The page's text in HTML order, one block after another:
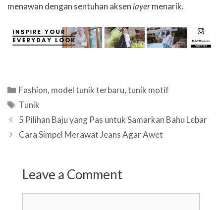
menawan dengan sentuhan aksen layermenarik.
Categories
Fashion, model tunik terbaru,tunik motif
Tags
Tunik
5 Pilihan Baju yang Pas untuk Samarkan Bahu Lebar
Cara Simpel Merawat Jeans Agar Awet
Leave a Comment